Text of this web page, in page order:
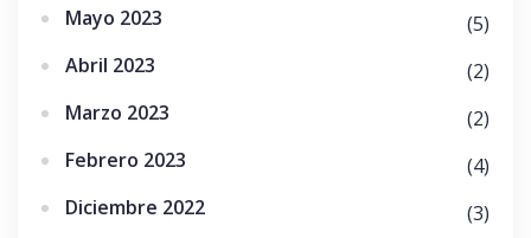
Mayo 2023
(5)
Abril 2023
(2)
Marzo 2023
(2)
Febrero 2023
(4)
Diciembre 2022
(3)